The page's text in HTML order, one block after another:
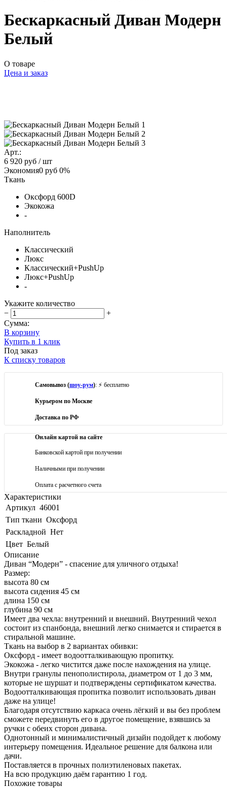
Бескаркасный Диван Модерн
Белый
О товаре
Цена и заказ
Арт.:
6 920 руб / шт
Экономия0 руб 0%
Ткань
Оксфорд 600D
Экокожа
-
Наполнитель
Классический
Люкс
Классический+PushUp
Люкс+PushUp
-
Укажите количество
−
+
Сумма:
В корзину
Купить в 1 клик
Под заказ
К списку товаров
Самовывоз (шоу-рум): ⚡ бесплатно
Курьером по Москве
Доставка по РФ
Онлайн картой на сайте
Банковской картой при получении
Наличными при получении
Оплата с расчетного счета
Характеристики
Артикул 46001
Тип ткани Оксфорд
Раскладной Нет
Цвет Белый
Описание
Диван “Модерн” - спасение для уличного отдыха!
Размер:
высота 80 см
высота сидения 45 см
длина 150 см
глубина 90 см
Имеет два чехла: внутренний и внешний. Внутренний чехол
состоит из спанбонда, внешний легко снимается и стирается в
стиральной машине.
Ткань на выбор в 2 вариантах обивки:
Оксфорд - имеет водоотталкивающую пропитку.
Экокожа - легко чистится даже после нахождения на улице.
Внутри гранулы пенополистирола, диаметром от 1 до 3 мм,
которые не шуршат и подтверждены сертификатом качества.
Водоотталкивающая пропитка позволит использовать диван
даже на улице!
Благодаря отсутствию каркаса очень лёгкий и вы без проблем
сможете передвинуть его в другое помещение, взявшись за
ручки с обеих сторон дивана.
Однотонный и минималистичный дизайн подойдет к любому
интерьеру помещения. Идеальное решение для балкона или
дачи.
Поставляется в прочных полиэтиленовых пакетах.
На всю продукцию даём гарантию 1 год.
Похожие товары